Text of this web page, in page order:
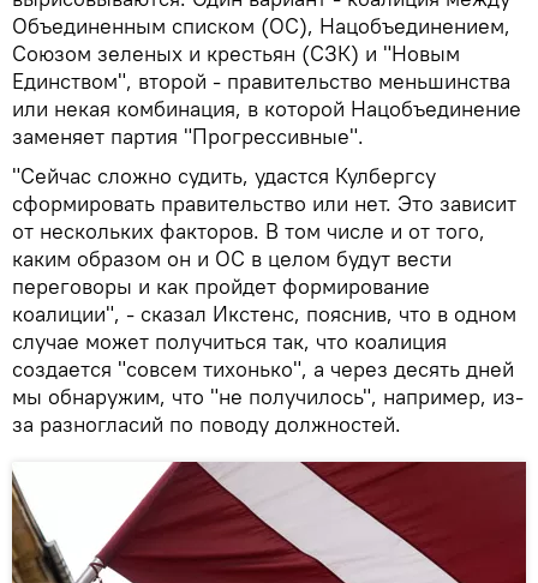
Объединенным списком (ОС), Нацобъединением,
Союзом зеленых и крестьян (СЗК) и "Новым
Единством", второй - правительство меньшинства
или некая комбинация, в которой Нацобъединение
заменяет партия "Прогрессивные".
"Сейчас сложно судить, удастся Кулбергсу
сформировать правительство или нет. Это зависит
от нескольких факторов. В том числе и от того,
каким образом он и ОС в целом будут вести
переговоры и как пройдет формирование
коалиции", - сказал Икстенс, пояснив, что в одном
случае может получиться так, что коалиция
создается "совсем тихонько", а через десять дней
мы обнаружим, что "не получилось", например, из-
за разногласий по поводу должностей.